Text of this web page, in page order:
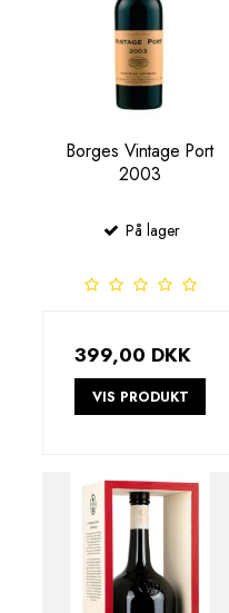
Borges Vintage Port
2003
På lager
399,00 DKK
VIS PRODUKT